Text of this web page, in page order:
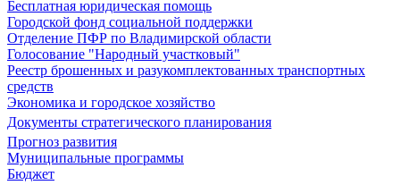
Бесплатная юридическая помощь
Городской фонд социальной поддержки
Отделение ПФР по Владимирской области
Голосование "Народный участковый"
Реестр брошенных и разукомплектованных транспортных
средств
Экономика и городское хозяйство
Документы стратегического планирования
Прогноз развития
Муниципальные программы
Бюджет